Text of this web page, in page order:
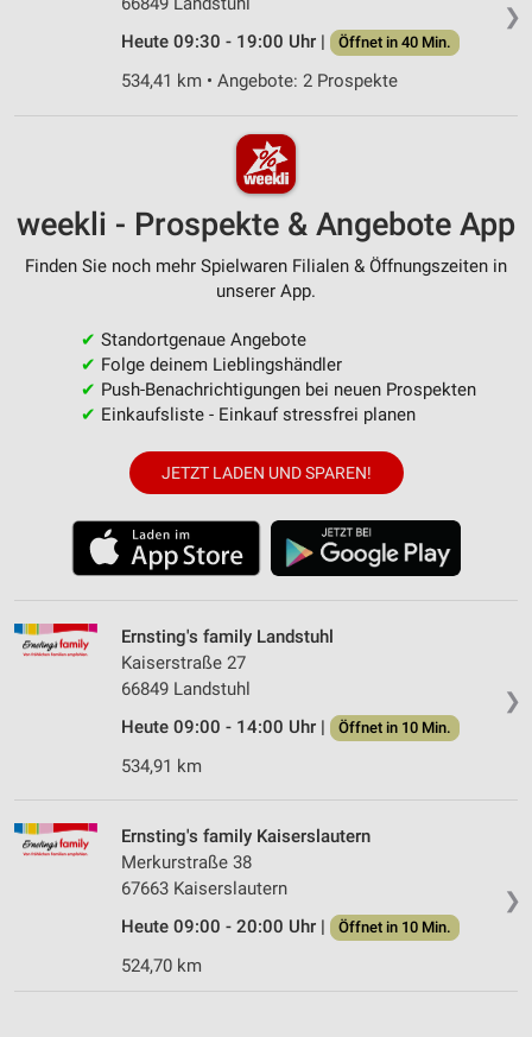
❯
Heute 09:30 - 19:00 Uhr |
Öffnet in 40 Min.
534,41 km • Angebote: 2 Prospekte
weekli - Prospekte & Angebote App
Finden Sie noch mehr Spielwaren Filialen & Öffnungszeiten in
unserer App.
✔ Standortgenaue Angebote
✔ Folge deinem Lieblingshändler
✔ Push-Benachrichtigungen bei neuen Prospekten
✔ Einkaufsliste - Einkauf stressfrei planen
JETZT LADEN UND SPAREN!
❯
Ernsting's family Landstuhl
Kaiserstraße 27
66849 Landstuhl
Heute 09:00 - 14:00 Uhr |
Öffnet in 10 Min.
534,91 km
❯
Ernsting's family Kaiserslautern
Merkurstraße 38
67663 Kaiserslautern
Heute 09:00 - 20:00 Uhr |
Öffnet in 10 Min.
524,70 km